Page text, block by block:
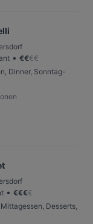
• €€€€
Dinner, Sonntag-
• €€€€
Desserts,